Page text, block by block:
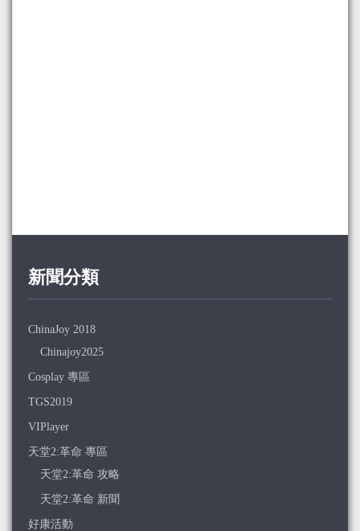
新聞分類
ChinaJoy 2018
Chinajoy2025
Cosplay 專區
TGS2019
VIPlayer
天堂2:革命 專區
天堂2:革命 攻略
天堂2:革命 新聞
好康活動